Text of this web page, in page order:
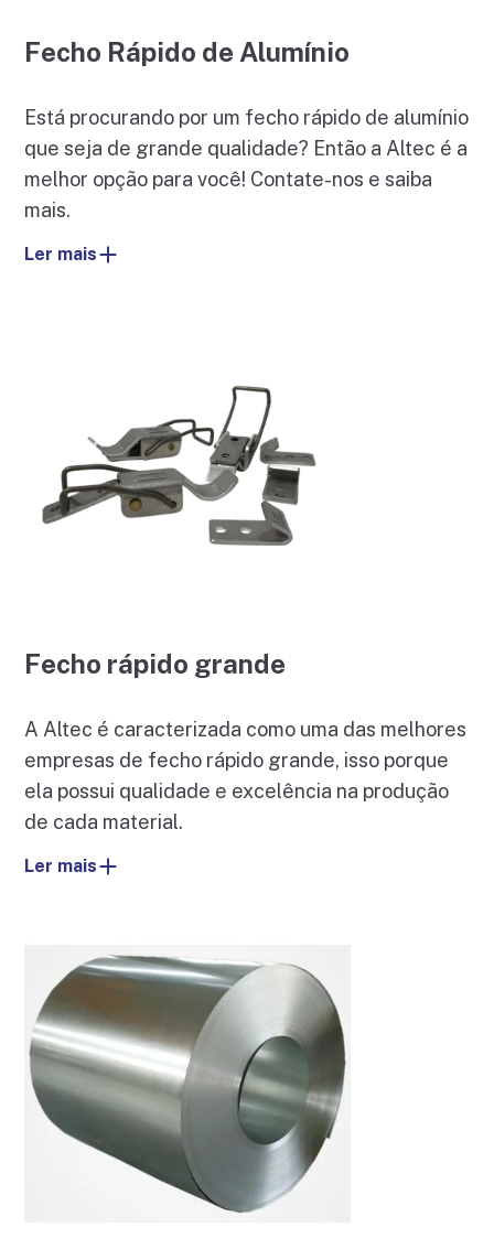
Fecho Rápido de Alumínio
Está procurando por um fecho rápido de alumínio
que seja de grande qualidade? Então a Altec é a
melhor opção para você! Contate-nos e saiba
mais.
Ler mais
Fecho rápido grande
A Altec é caracterizada como uma das melhores
empresas de fecho rápido grande, isso porque
ela possui qualidade e excelência na produção
de cada material.
Ler mais